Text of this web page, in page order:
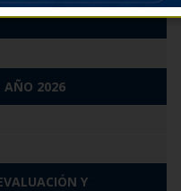
AÑO 2026
Y